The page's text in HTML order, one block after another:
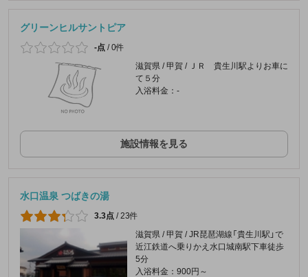
グリーンヒルサントピア
-点 /0件
滋賀県 / 甲賀 / ＪＲ 貴生川駅よりお車に
て５分
入浴料金：-
施設情報を見る
水口温泉 つばきの湯
3.3点 /23件
滋賀県 / 甲賀 / JR琵琶湖線「貴生川駅」で
近江鉄道へ乗りかえ水口城南駅下車徒歩
5分
入浴料金：900円～